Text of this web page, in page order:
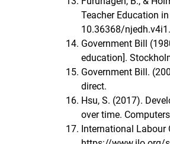
Teacher Education
10.36368/
Government Bill
education].
Government Bill.
direct.
Hsu, S. (2017).
over time.
International